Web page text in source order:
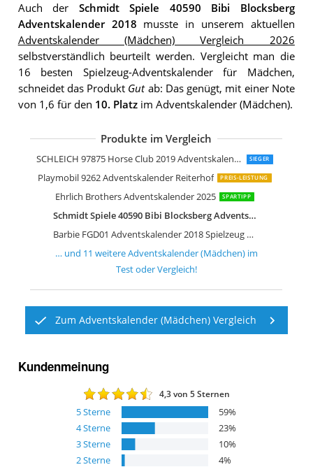
Auch der Schmidt Spiele 40590 Bibi Blocksberg
Adventskalender 2018 musste in unserem aktuellen
Adventskalender (Mädchen) Vergleich 2026
selbstverständlich beurteilt werden. Vergleicht man die
16 besten Spielzeug-Adventskalender für Mädchen,
schneidet das Produkt Gutab: Das genügt, mit einer Note
von 1,6 für den 10. Platzim Adventskalender (Mädchen).
Produkte im Vergleich
SCHLEICH 97875 Horse Club 2019 Adventskalender SIEGER
Playmobil 9262 Adventskalender Reiterhof PREIS-LEISTUNG
Ehrlich Brothers Adventskalender 2025 SPARTIPP
Schmidt Spiele 40590 Bibi Blocksberg Adventskalender 2018
Barbie FGD01 Adventskalender 2018 Spielzeug Weihnachtskalender
Clementoni Ehrlich Brothers
Schleich 97447 Adventskalender
Schleich 97780 Horse Club
LEGO Friends 41326 Adventskalender
Playmobil 6626 Adventskalender
LEGO Friends 3316 Adventskalender
matrasa Einhorn Körperpflege
… und 11 weitereAdventskalender (Mädchen)im
Test oder Vergleich!
Zum Adventskalender (Mädchen) Vergleich
Kundenmeinung
4,3von 5 Sternen
5Sterne 59%
4Sterne 23%
3Sterne 10%
2Sterne 4%